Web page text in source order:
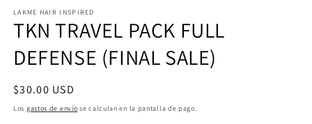
multimedia
1
ventana
modal
LAKME HAIR INSPIRED
TKN TRAVEL PACK FULL
DEFENSE (FINAL SALE)
Precio
habitual
$30.00 USD
Los gastos de envío se calculan en la pantalla de pago.